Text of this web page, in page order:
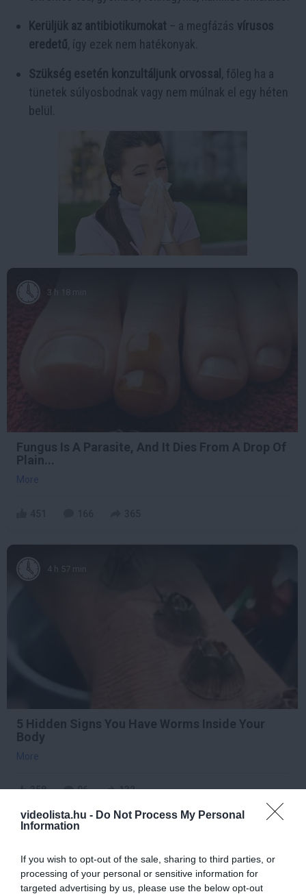
videolista.hu - Do Not Process My Personal
Information
If you wish to opt-out of the sale, sharing to third parties, or
processing of your personal or sensitive information for
targeted advertising by us, please use the below opt-out
Kerüljük az antibiotikumokat – a megfázás vírusos
eredetű, így ezek nem hatékonyak.
Szükség esetén konzultáljunk orvossal , főleg ha a
tünetek súlyosbodnak vagy nem múlnak el egy héten
belül.
3 h 18 min
Fungus Is A Parasite, And It Dies From A Drop Of
Plain...
More
4 h 57 min
5 Hidden Signs You Have Worms Inside Your
Body
More
358 96 132